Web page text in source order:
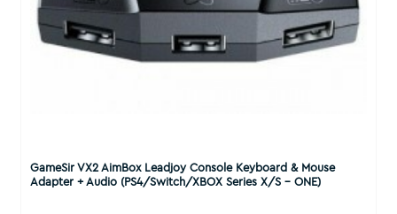
GameSir VX2 AimBox Leadjoy Console Keyboard & Mouse
Adapter + Audio (PS4/Switch/XBOX Series X/S - ONE)